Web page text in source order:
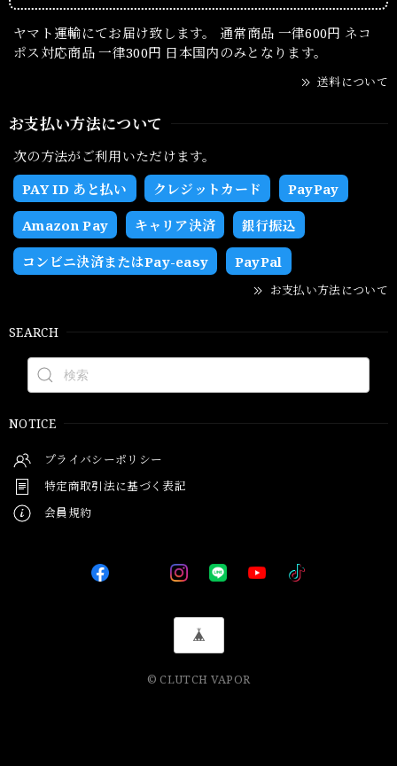
ヤマト運輸にてお届け致します。 通常商品 一律600円 ネコ
ポス対応商品 一律300円 日本国内のみとなります。
送料について
お支払い方法について
次の方法がご利用いただけます。
PAY ID あと払い
クレジットカード PayPay
Amazon Pay キャリア決済 銀行振込
コンビニ決済またはPay-easy PayPal
お支払い方法について
SEARCH
NOTICE
プライバシーポリシー
特定商取引法に基づく表記
会員規約
© CLUTCH VAPOR